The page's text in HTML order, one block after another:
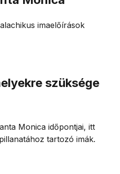
imaelőírások
szüksége
Monica időpontjai, itt
tartozó imák.